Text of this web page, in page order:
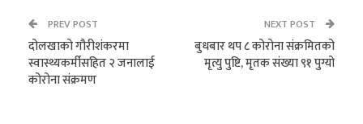
PREV POST
दोलखाको गौरीशंकरमा
स्वास्थ्यकर्मीसहित २ जनालाई
कोरोना संक्रमण
NEXT POST
बुधबार थप ८ कोरोना संक्रमितको
मृत्यु पुष्टि, मृतक संख्या ९१ पुग्यो